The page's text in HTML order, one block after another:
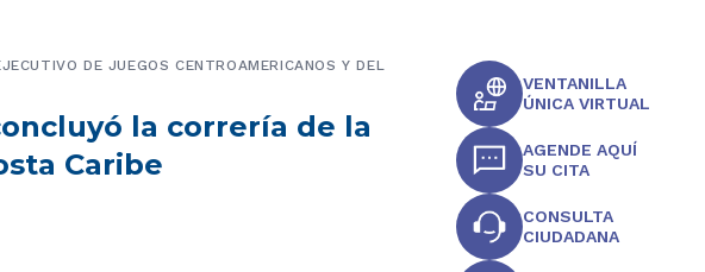
la correría de la
Caribe
DE JUEGOS CENTROAMERICANOS Y DEL
VENTANILLA
ÚNICA VIRTUAL
AGENDE AQUÍ
SU CITA
CONSULTA
CIUDADANA